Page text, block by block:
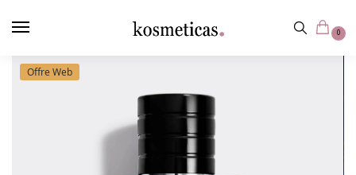
principal
0
Offre Web